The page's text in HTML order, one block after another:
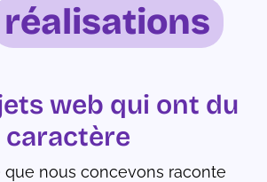
réalisations
web qui ont du
caractère
que nous concevons raconte